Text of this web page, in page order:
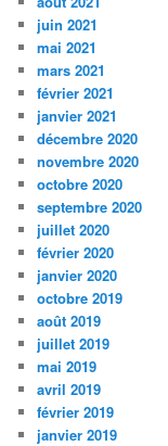
juin 2021
mai 2021
mars 2021
février 2021
janvier 2021
décembre 2020
novembre 2020
octobre 2020
septembre 2020
juillet 2020
février 2020
janvier 2020
octobre 2019
août 2019
juillet 2019
mai 2019
avril 2019
février 2019
janvier 2019